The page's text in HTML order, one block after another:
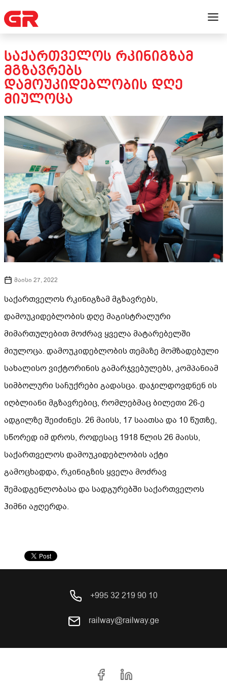
ᲡᲐᲥᲐᲠᲗᲕᲔᲚᲝᲡ ᲠᲙᲘᲜᲘᲒᲖᲐᲛ
ᲛᲒᲖᲐᲕᲠᲔᲑᲡ
ᲓᲐᲛᲝᲣᲙᲘᲓᲔᲑᲚᲝᲑᲘᲡ ᲓᲦᲔ
ᲛᲘᲣᲚᲝᲪᲐ
მაისი 27, 2022
საქართველოს რკინიგზამ მგზავრებს,
დამოუკიდებლობის დღე მაგისტრალური
მიმართულებით მოძრავ ყველა მატარებელში
მიულოცა. დამოუკიდებლობის თემაზე მომზადებული
სახალისო ვიქტორინის გამარჯვებულებს, კომპანიამ
სიმბოლური საჩუქრები გადასცა. დაჯილდოვდნენ ის
იღბლიანი მგზავრებიც, რომლებმაც ბილეთი 26-ე
ადგილზე შეიძინეს. 26 მაისს, 17 საათსა და 10 წუთზე,
სწორედ იმ დროს, როდესაც 1918 წლის 26 მაისს,
საქართველოს დამოუკიდებლობის აქტი
გამოცხადდა, რკინიგზის ყველა მოძრავ
შემადგენლობასა და სადგურებში საქართველოს
ჰიმნი აჟღერდა.
+995 32 219 90 10
railway@railway.ge